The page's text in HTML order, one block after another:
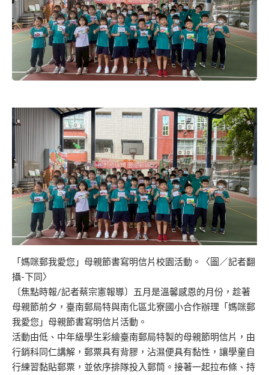
「媽咪郵我愛您」母親節書寫明信片校園活動。〈圖／記者翻
攝-下同〉
〔焦點時報/記者蔡宗憲報導〕五月是溫馨感恩的月份，趁著
母親節前夕，臺南郵局特與南化區北寮國小合作辦理「媽咪郵
我愛您」母親節書寫明信片活動。
活動由低、中年級學生彩繪臺南郵局特製的母親節明信片，由
行銷科同仁講解，郵票具有背膠，沾濕便具有黏性，讓學童自
行練習黏貼郵票，並依序排隊投入郵筒。接著一起拉布條、持